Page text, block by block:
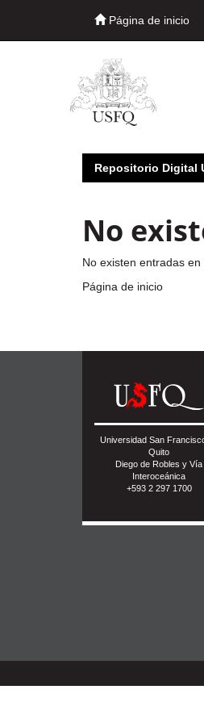
Página de inicio
Repositorio Digital
No
No existen entradas
Página de inicio
Universidad San
Quito
Diego de Robles y Vía
Interoceánica
+593 2 297 1700